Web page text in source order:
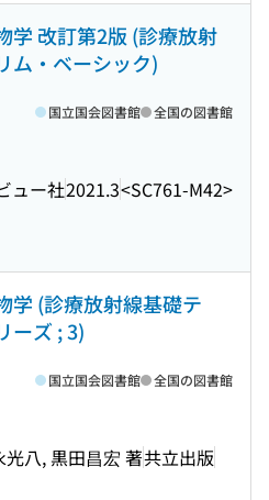
学 改訂第2版 (診療放射
ム・ベーシック)
ュー社2021.3<SC761-M42>
国立国会図書館 全国の図書館
学 (診療放射線基礎テ
ーズ ; 3)
八, 黒田昌宏 著共立出版
国立国会図書館 全国の図書館